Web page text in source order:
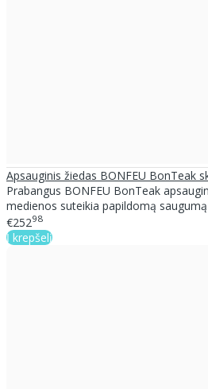
Apsauginis žiedas BONFEU BonTeak
Prabangus BONFEU BonTeak
medienos suteikia papildomą
€25298
Į krepšelį